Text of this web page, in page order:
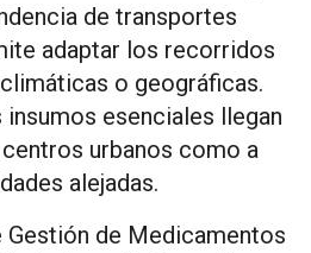
de transportes
adaptar los recorridos
o geográficas.
insumos esenciales llegan
urbanos como a
alejadas.
Gestión de Medicamentos